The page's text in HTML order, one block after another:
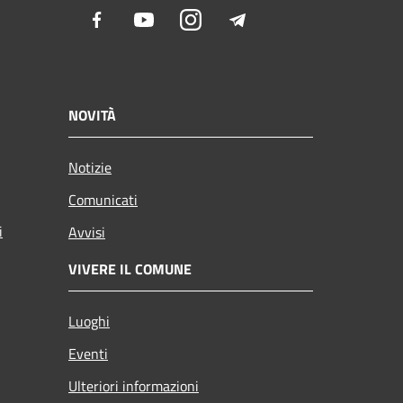
Facebook YoutubeInstagram
NOVITÀ
Notizie
Comunicati
Avvisi
VIVERE IL COMUNE
Luoghi
Eventi
Ulteriori informazioni